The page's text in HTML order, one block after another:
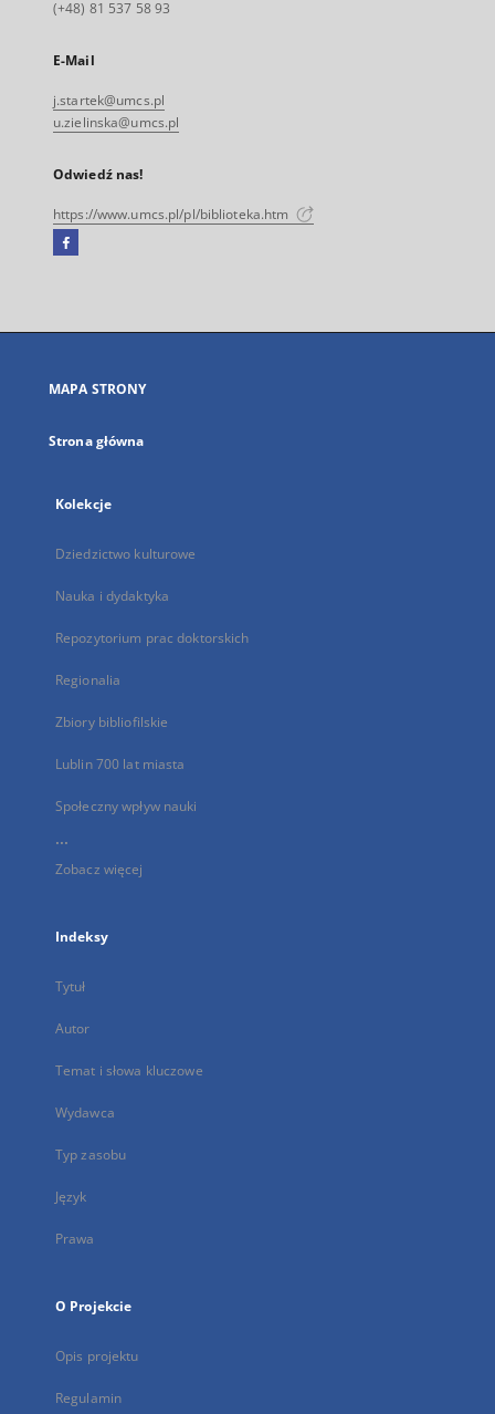
(+48) 81 537 58 93
E-Mail
j.startek@umcs.pl
u.zielinska@umcs.pl
Odwiedź nas!
https://www.umcs.pl/pl/biblioteka.htm
Facebook
się
karcie
MAPA STRONY
Strona główna
Kolekcje
Dziedzictwo kulturowe
Nauka i dydaktyka
Repozytorium prac doktorskich
Regionalia
Zbiory bibliofilskie
Lublin 700 lat miasta
Społeczny wpływ nauki
...
Zobacz więcej
Indeksy
Tytuł
Autor
Temat i słowa kluczowe
Wydawca
Typ zasobu
Język
Prawa
O Projekcie
Opis projektu
Regulamin